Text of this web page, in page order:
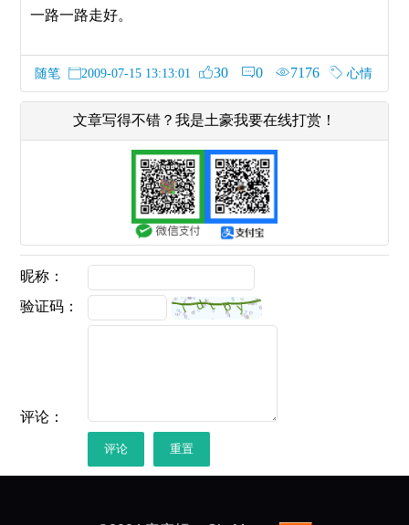
一路一路走好。
随笔 2009-07-15 13:13:01 30 0 7176 心情
文章写得不错？我是土豪我要在线打赏！
昵称：
验证码：
评论：
评论 重置